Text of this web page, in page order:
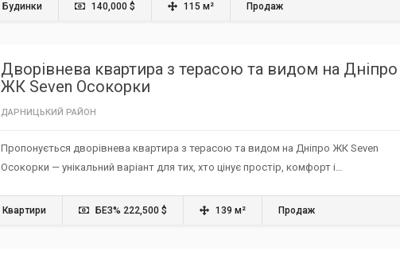
Будинки 140,000 $ 115 м² Продаж
Дворівнева квартира з терасою та видом на Дніпро
ЖК Seven Осокорки
ДАРНИЦЬКИЙ РАЙОН
Пропонується дворівнева квартира з терасою та видом на Дніпро ЖК Seven
Осокорки — унікальний варіант для тих, хто цінує простір, комфорт і…
Квартири БЕЗ% 222,500 $ 139 м² Продаж